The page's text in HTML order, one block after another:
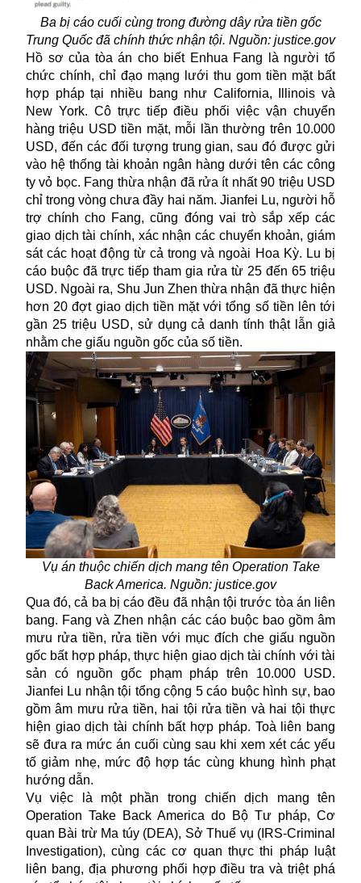
Ba bị cáo cuối cùng trong đường dây rửa tiền gốc
Trung Quốc đã chính thức nhận tội. Nguồn: justice.gov
Hồ sơ của tòa án cho biết Enhua Fang là người tổ
chức chính, chỉ đạo mạng lưới thu gom tiền mặt bất
hợp pháp tại nhiều bang như California, Illinois và
New York. Cô trực tiếp điều phối việc vận chuyển
hàng triệu USD tiền mặt, mỗi lần thường trên 10.000
USD, đến các đối tượng trung gian, sau đó được gửi
vào hệ thống tài khoản ngân hàng dưới tên các công
ty vỏ bọc. Fang thừa nhận đã rửa ít nhất 90 triệu USD
chỉ trong vòng chưa đầy hai năm. Jianfei Lu, người hỗ
trợ chính cho Fang, cũng đóng vai trò sắp xếp các
giao dịch tài chính, xác nhận các chuyển khoản, giám
sát các hoạt động từ cả trong và ngoài Hoa Kỳ. Lu bị
cáo buộc đã trực tiếp tham gia rửa từ 25 đến 65 triệu
USD. Ngoài ra, Shu Jun Zhen thừa nhận đã thực hiện
hơn 20 đợt giao dịch tiền mặt với tổng số tiền lên tới
gần 25 triệu USD, sử dụng cả danh tính thật lẫn giả
nhằm che giấu nguồn gốc của số tiền.
Vụ án thuộc chiến dịch mang tên Operation Take
Back America. Nguồn: justice.gov
Qua đó, cả ba bị cáo đều đã nhận tội trước tòa án liên
bang. Fang và Zhen nhận các cáo buộc bao gồm âm
mưu rửa tiền, rửa tiền với mục đích che giấu nguồn
gốc bất hợp pháp, thực hiện giao dịch tài chính với tài
sản có nguồn gốc phạm pháp trên 10.000 USD.
Jianfei Lu nhận tội tổng cộng 5 cáo buộc hình sự, bao
gồm âm mưu rửa tiền, hai tội rửa tiền và hai tội thực
hiện giao dịch tài chính bất hợp pháp. Toà liên bang
sẽ đưa ra mức án cuối cùng sau khi xem xét các yếu
tố giảm nhẹ, mức độ hợp tác cùng khung hình phạt
hướng dẫn.
Vụ việc là một phần trong chiến dịch mang tên
Operation Take Back America do Bộ Tư pháp, Cơ
quan Bài trừ Ma túy (DEA), Sở Thuế vụ (IRS-Criminal
Investigation), cùng các cơ quan thực thi pháp luật
liên bang, địa phương phối hợp điều tra và triệt phá